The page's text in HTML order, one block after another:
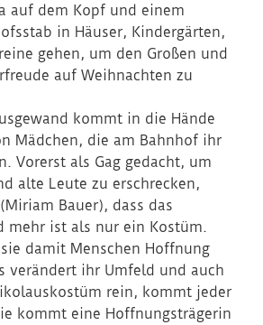
auf dem Kopf und einem
in Häuser, Kindergärten,
gehen, um den Großen und
auf Weihnachten zu
kommt in die Hände
Mädchen, die am Bahnhof ihr
Vorerst als Gag gedacht, um
alte Leute zu erschrecken,
Bauer), dass das
mehr ist als nur ein Kostüm.
damit Menschen Hoffnung
verändert ihr Umfeld und auch
rein, kommt jeder
kommt eine Hoffnungsträgerin